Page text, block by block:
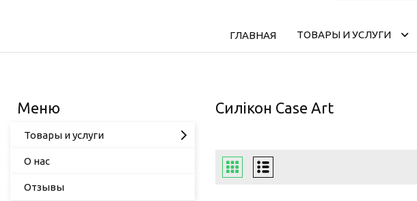
ГЛАВНАЯ ТОВАРЫ И УСЛУГИ
Силікон Case Art
Товары и услуги
О нас
Отзывы